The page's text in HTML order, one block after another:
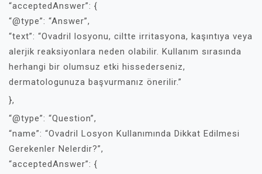
“acceptedAnswer”: {
“@type”: “Answer”,
“text”: “Ovadril losyonu, ciltte irritasyona, kaşıntıya veya
alerjik reaksiyonlara neden olabilir. Kullanım sırasında
herhangi bir olumsuz etki hissederseniz,
dermatologunuza başvurmanız önerilir.”
},
“@type”: “Question”,
“name”: “Ovadril Losyon Kullanımında Dikkat Edilmesi
Gerekenler Nelerdir?”,
“acceptedAnswer”: {